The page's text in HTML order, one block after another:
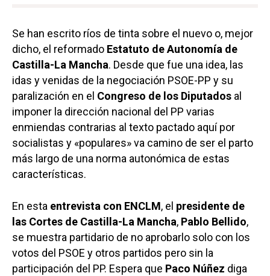
Se han escrito ríos de tinta sobre el nuevo o, mejor
dicho, el reformado Estatuto de Autonomía de
Castilla-La Mancha. Desde que fue una idea, las
idas y venidas de la negociación PSOE-PP y su
paralización en el Congreso de los Diputados al
imponer la dirección nacional del PP varias
enmiendas contrarias al texto pactado aquí por
socialistas y «populares» va camino de ser el parto
más largo de una norma autonómica de estas
características.
En esta entrevista con ENCLM, el presidente de
las Cortes de Castilla-La Mancha, Pablo Bellido,
se muestra partidario de no aprobarlo solo con los
votos del PSOE y otros partidos pero sin la
participación del PP. Espera que Paco Núñez diga